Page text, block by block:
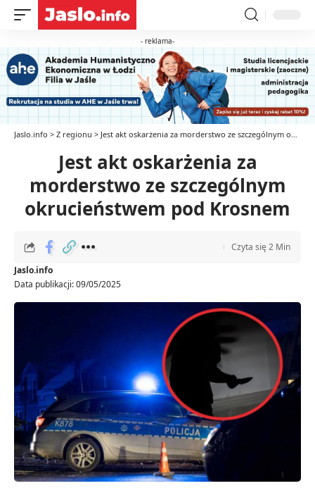
- reklama-
Jaslo.info > Z regionu > Jest akt oskarżenia za morderstwo ze szczególnym okrucieństwem pod Krosnem
Jest akt oskarżenia za
morderstwo ze szczególnym
okrucieństwem pod Krosnem
Data publikacji: 09/05/2025
Jaslo.info
Czyta się 2 Min